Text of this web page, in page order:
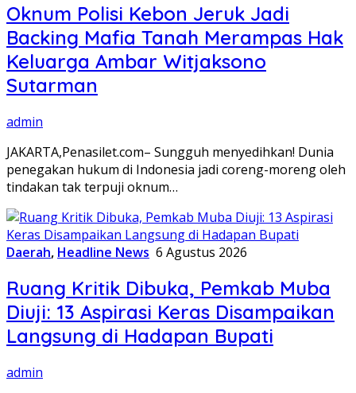
Oknum Polisi Kebon Jeruk Jadi
Backing Mafia Tanah Merampas Hak
Keluarga Ambar Witjaksono
Sutarman
admin
JAKARTA,Penasilet.com– Sungguh menyedihkan! Dunia
penegakan hukum di Indonesia jadi coreng-moreng oleh
tindakan tak terpuji oknum…
Daerah, Headline News 6 Agustus 2026
Ruang Kritik Dibuka, Pemkab Muba
Diuji: 13 Aspirasi Keras Disampaikan
Langsung di Hadapan Bupati
admin